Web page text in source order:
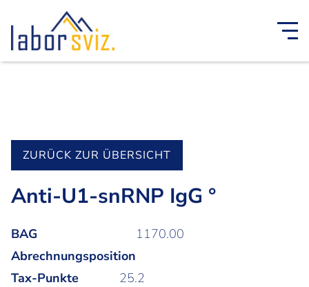
ZURÜCK ZUR ÜBERSICHT
Anti-U1-snRNP IgG °
BAG
Abrechnungsposition
1170.00
Tax-Punkte
25.2